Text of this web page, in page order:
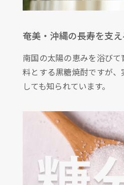
奄美・沖縄の長寿を支
南国の太陽の恵みを浴び
料とする黒糖焼酎ですが
しても知られています。